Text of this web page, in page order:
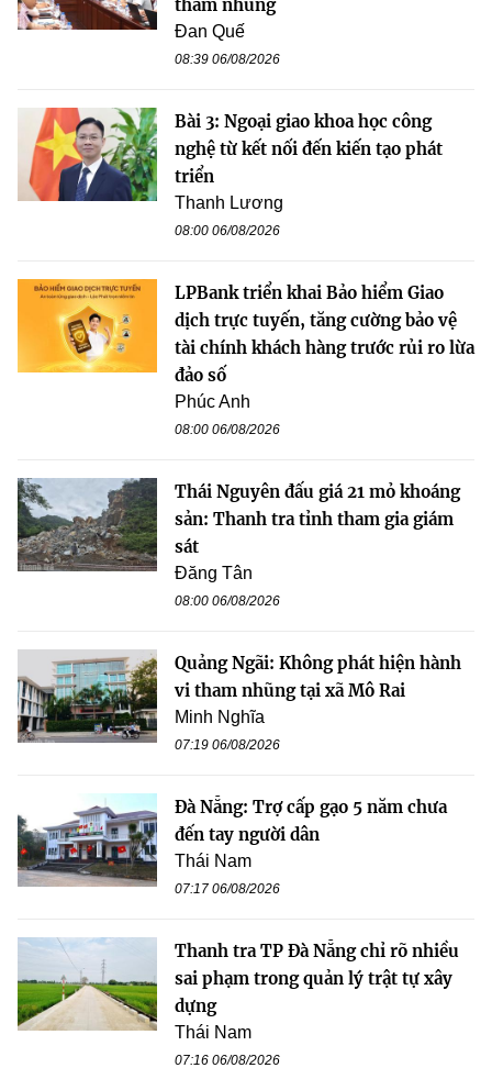
tham nhũng
Đan Quế
08:39 06/08/2026
Bài 3: Ngoại giao khoa học công
nghệ từ kết nối đến kiến tạo phát
triển
Thanh Lương
08:00 06/08/2026
LPBank triển khai Bảo hiểm Giao
dịch trực tuyến, tăng cường bảo vệ
tài chính khách hàng trước rủi ro lừa
đảo số
Phúc Anh
08:00 06/08/2026
Thái Nguyên đấu giá 21 mỏ khoáng
sản: Thanh tra tỉnh tham gia giám
sát
Đăng Tân
08:00 06/08/2026
Quảng Ngãi: Không phát hiện hành
vi tham nhũng tại xã Mô Rai
Minh Nghĩa
07:19 06/08/2026
Đà Nẵng: Trợ cấp gạo 5 năm chưa
đến tay người dân
Thái Nam
07:17 06/08/2026
Thanh tra TP Đà Nẵng chỉ rõ nhiều
sai phạm trong quản lý trật tự xây
dựng
Thái Nam
07:16 06/08/2026